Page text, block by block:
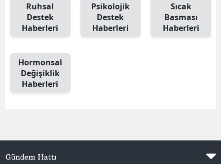
Kırklareli
Ruhsal
Destek
Haberleri
Psikolojik
Destek
Haberleri
Sıcak
Basması
Haberleri
Hormonsal
Değişiklik
Haberleri